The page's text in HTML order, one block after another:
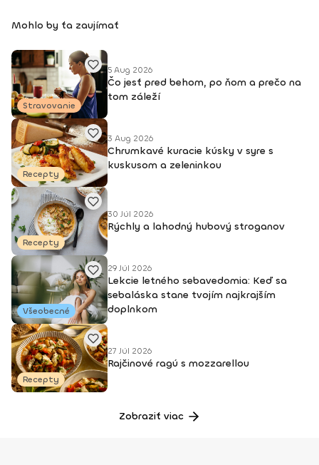
Mohlo by ťa zaujímať
Stravovanie
5 Aug 2026
Čo jesť pred behom, po ňom a prečo na
tom záleží
Recepty
3 Aug 2026
Chrumkavé kuracie kúsky v syre s
kuskusom a zeleninkou
Recepty
30 Júl 2026
Rýchly a lahodný hubový stroganov
Všeobecné
29 Júl 2026
Lekcie letného sebavedomia: Keď sa
sebaláska stane tvojím najkrajším
doplnkom
Recepty
27 Júl 2026
Rajčinové ragú s mozzarellou
Zobraziť viac